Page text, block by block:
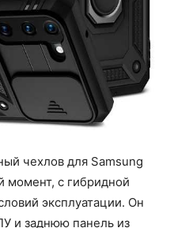
чехлов для Samsung
момент, с гибридной
эксплуатации. Он
и заднюю панель из